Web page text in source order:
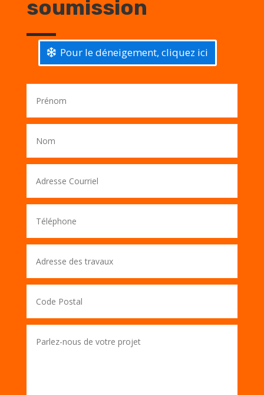
soumission
Pour le déneigement, cliquez ici